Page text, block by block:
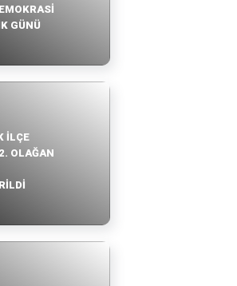
GÜNÜ
İLÇE
OLAĞAN